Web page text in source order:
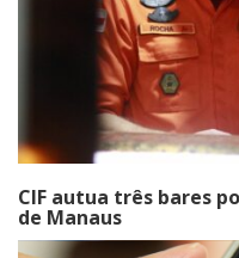
CIF autua três bares
de Manaus